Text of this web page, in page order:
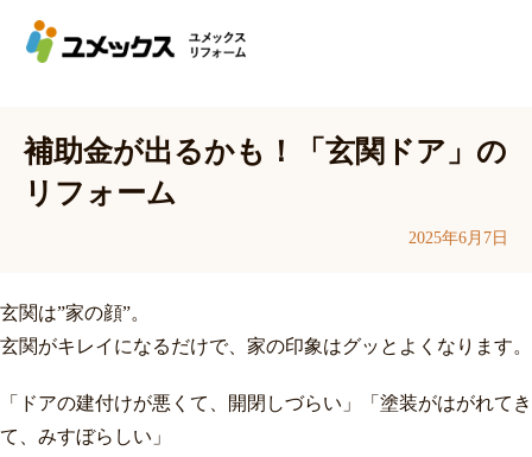
補助金が出るかも！「玄関ドア」の
リフォーム
2025年6月7日
玄関は”家の顔”。
玄関がキレイになるだけで、家の印象はグッとよくなります。
「ドアの建付けが悪くて、開閉しづらい」「塗装がはがれてき
て、みすぼらしい」